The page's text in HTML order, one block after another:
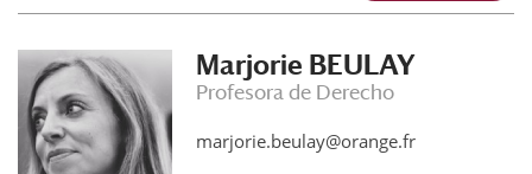
Marjorie BEULAY
Profesora de Derecho
marjorie.beulay@orange.fr